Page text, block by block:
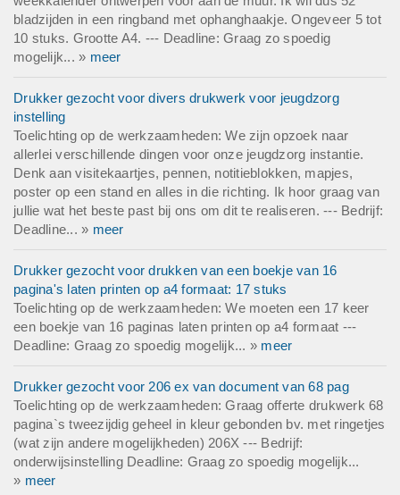
bladzijden in een ringband met ophanghaakje. Ongeveer 5 tot
10 stuks. Grootte A4. --- Deadline: Graag zo spoedig
mogelijk... » meer
Drukker gezocht voor divers drukwerk voor jeugdzorg
instelling
Toelichting op de werkzaamheden: We zijn opzoek naar
allerlei verschillende dingen voor onze jeugdzorg instantie.
Denk aan visitekaartjes, pennen, notitieblokken, mapjes,
poster op een stand en alles in die richting. Ik hoor graag van
jullie wat het beste past bij ons om dit te realiseren. --- Bedrijf:
Deadline... » meer
Drukker gezocht voor drukken van een boekje van 16
pagina's laten printen op a4 formaat: 17 stuks
Toelichting op de werkzaamheden: We moeten een 17 keer
een boekje van 16 paginas laten printen op a4 formaat ---
Deadline: Graag zo spoedig mogelijk... » meer
Drukker gezocht voor 206 ex van document van 68 pag
Toelichting op de werkzaamheden: Graag offerte drukwerk 68
pagina`s tweezijdig geheel in kleur gebonden bv. met ringetjes
(wat zijn andere mogelijkheden) 206X --- Bedrijf:
onderwijsinstelling Deadline: Graag zo spoedig mogelijk...
» meer